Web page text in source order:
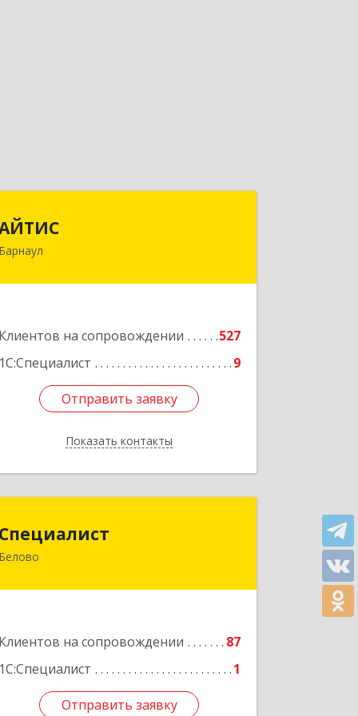
Барнаул
Клиентов на сопровождении
527
1С:Специалист
9
Отправить заявку
Показать контакты
656067, Алтайский край, Барнаул г,
Отправить заявку
Назад
Специалист
Белово
Клиентов на сопровождении
87
1С:Специалист
1
Отправить заявку
Кемеровская обл, Белово г, Ленина
Отправить заявку